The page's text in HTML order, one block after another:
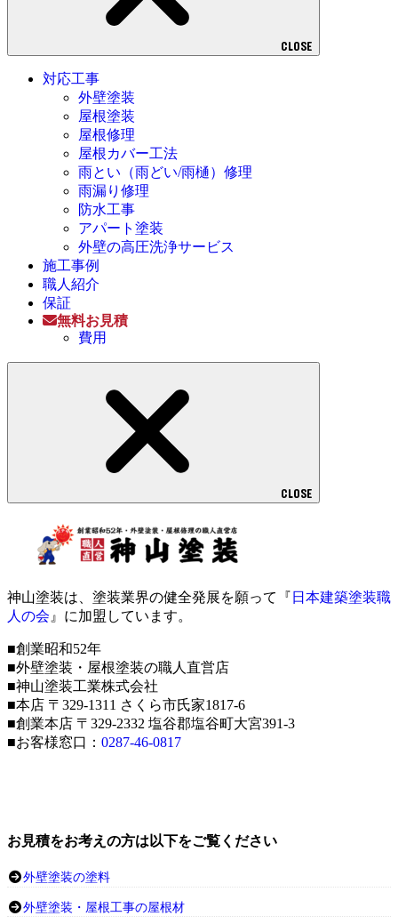
CLOSE
対応工事
外壁塗装
屋根塗装
屋根修理
屋根カバー工法
雨とい（雨どい/雨樋）修理
雨漏り修理
防水工事
アパート塗装
外壁の高圧洗浄サービス
施工事例
職人紹介
保証
無料お見積
費用
CLOSE
神山塗装は、塗装業界の健全発展を願って『 日本建築塗装職
人の会 』に加盟しています。
■創業昭和52年
■外壁塗装・屋根塗装の職人直営店
■神山塗装工業株式会社
■本店 〒329-1311 さくら市氏家1817-6
■創業本店 〒329-2332 塩谷郡塩谷町大宮391-3
■お客様窓口： 0287-46-0817
お見積をお考えの方は以下をご覧ください
外壁塗装の塗料
外壁塗装・屋根工事の屋根材